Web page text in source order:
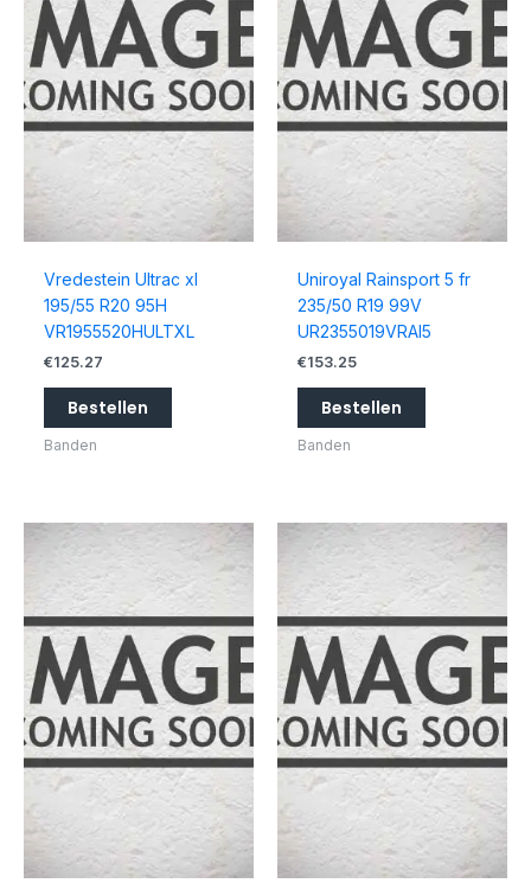
Vredestein Ultrac xl
195/55 R20 95H
VR1955520HULTXL
€125.27
Bestellen
Banden
Uniroyal Rainsport 5 fr
235/50 R19 99V
UR2355019VRAI5
€153.25
Bestellen
Banden